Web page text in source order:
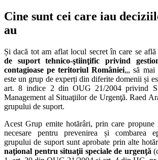
Cine sunt cei care iau
au
Și dacă tot am aflat locul secret în care se
de suport tehnico-ştiinţific privind
contagioase pe teritoriul României„, să mai
este un grup de experți din diferite domenii și
art. 8 indice 2 din OUG 21/2004 privind
Management al Situaţiilor de Urgenţă. Raed
grupului de suport.
Acest Grup emite hotărâri, prin care propune
necesare pentru prevenirea și combarea
grupului de suport sunt aprobate prin alte
naţional pentru situaţii speciale de urgenţă